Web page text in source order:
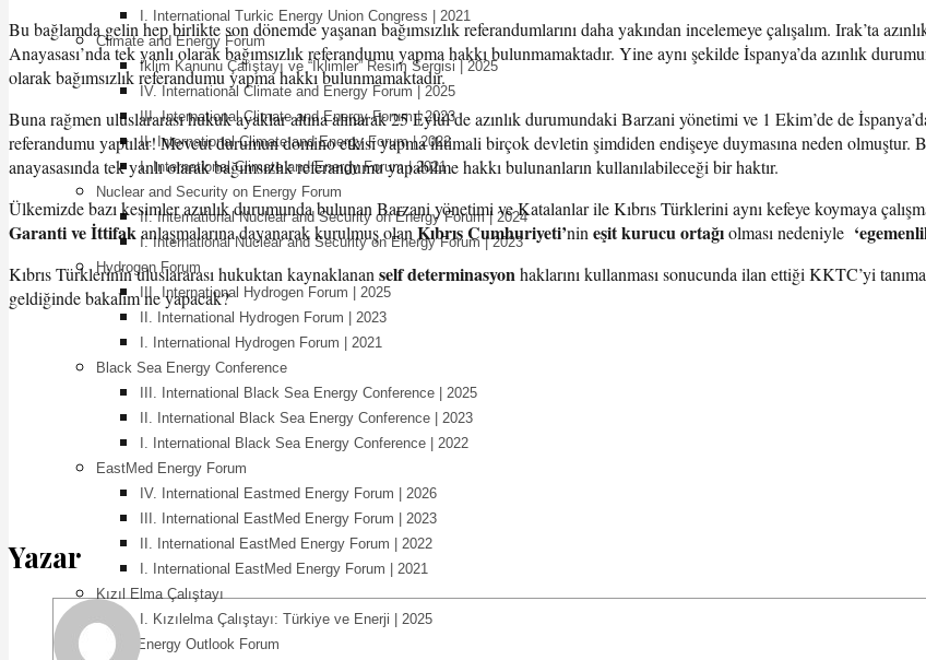
I. International Turkic Energy Union Congress | 2021
Climate and Energy Forum
İklim Kanunu Çalıştayı ve “İklimler” Resim Sergisi | 2025
IV. International Climate and Energy Forum | 2025
III. International Climate and Energy Forum | 2023
II. International Climate and Energy Forum | 2022
I. International Climate and Energy Forum | 2021
Nuclear and Security on Energy Forum
II. International Nuclear and Security on Energy Forum | 2024
I. International Nuclear and Security on Energy Forum | 2023
Hydrogen Forum
III. International Hydrogen Forum | 2025
II. International Hydrogen Forum | 2023
I. International Hydrogen Forum | 2021
Black Sea Energy Conference
III. International Black Sea Energy Conference | 2025
II. International Black Sea Energy Conference | 2023
I. International Black Sea Energy Conference | 2022
EastMed Energy Forum
IV. International Eastmed Energy Forum | 2026
III. International EastMed Energy Forum | 2023
II. International EastMed Energy Forum | 2022
I. International EastMed Energy Forum | 2021
Kızıl Elma Çalıştayı
I. Kızılelma Çalıştayı: Türkiye ve Enerji | 2025
World Energy Outlook Forum
Bu bağlamda gelin hep birlikte son dönemde yaşanan bağımsızlık referandumlarını daha yakından incelemeye çalışalım. Irak’ta
Anayasası’nda tek yanlı olarak bağımsızlık referandumu yapma hakkı bulunmamaktadır. Yine aynı şekilde İspanya’da azınlık
olarak bağımsızlık referandumu yapma hakkı bulunmamaktadır.
Buna rağmen uluslararası hukuk ayaklar altına alınarak 25 Eylül’de azınlık durumundaki Barzani yönetimi ve 1 Ekim’de de
referandumu yaptılar! Mevcut durumun domino etkisi yapma ihtimali birçok devletin şimdiden endişeye duymasına neden olmuştur.
anayasasında tek yanlı olarak bağımsızlık referandumu yapabilme hakkı bulunanların kullanılabileceği bir haktır.
Ülkemizde bazı kesimler azınlık durumunda bulunan Barzani yönetimi ve Katalanlar ile Kıbrıs Türklerini aynı kefeye koymaya
Garanti ve İttifak anlaşmalarına dayanarak kurulmuş olan Kıbrıs Cumhuriyeti’nin eşit kurucu ortağıolması nedeniyle
Kıbrıs Türklerinin uluslararası hukuktan kaynaklanan self determinasyon haklarını kullanması sonucunda ilan ettiği KKTC’yi
geldiğinde bakalım ne yapacak?
Yazar